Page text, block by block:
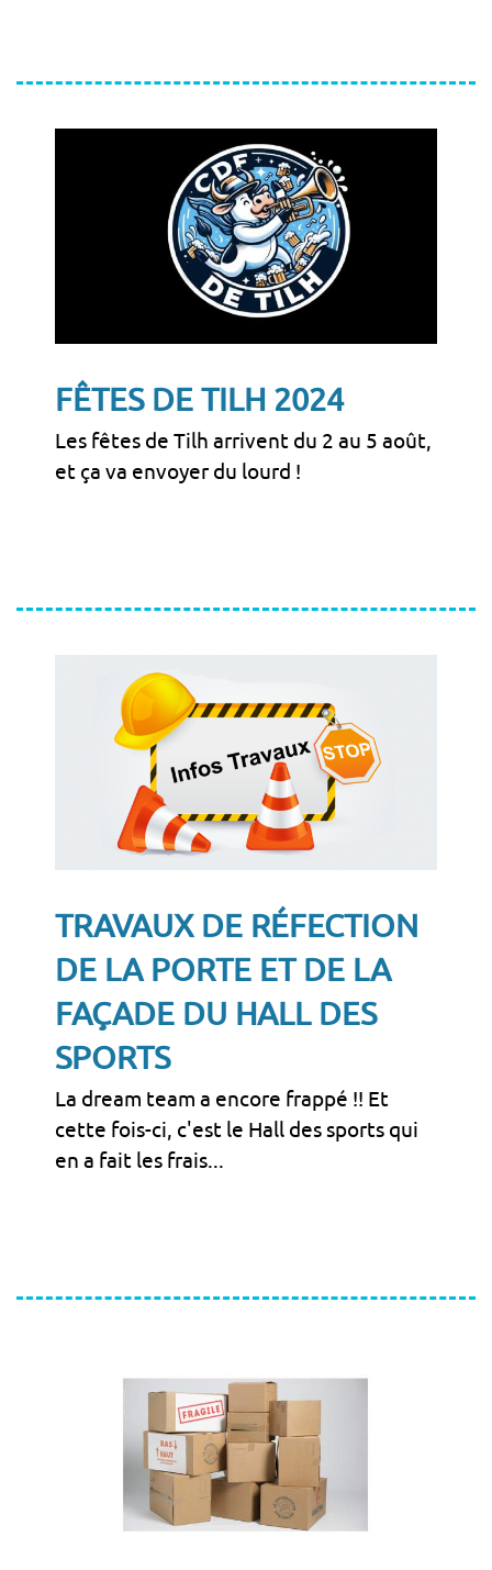
FÊTES DE TILH 2024
Les fêtes de Tilh arrivent du 2 au 5 août,
et ça va envoyer du lourd !
TRAVAUX DE RÉFECTION
DE LA PORTE ET DE LA
FAÇADE DU HALL DES
SPORTS
La dream team a encore frappé !! Et
cette fois-ci, c'est le Hall des sports qui
en a fait les frais...